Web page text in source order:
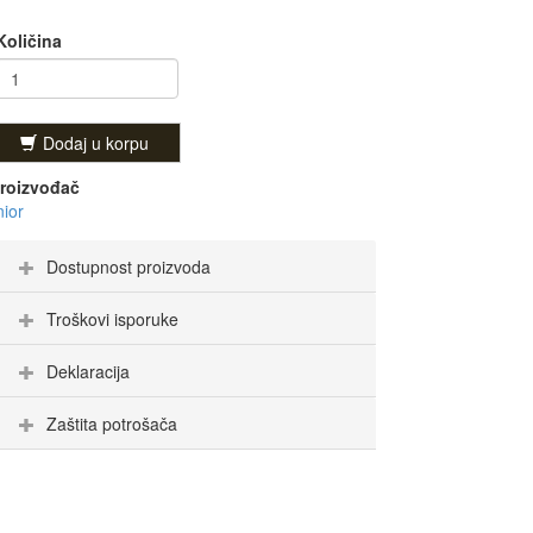
Dodaj u korpu
Dostupnost proizvoda
Troškovi isporuke
Deklaracija
Zaštita potrošača